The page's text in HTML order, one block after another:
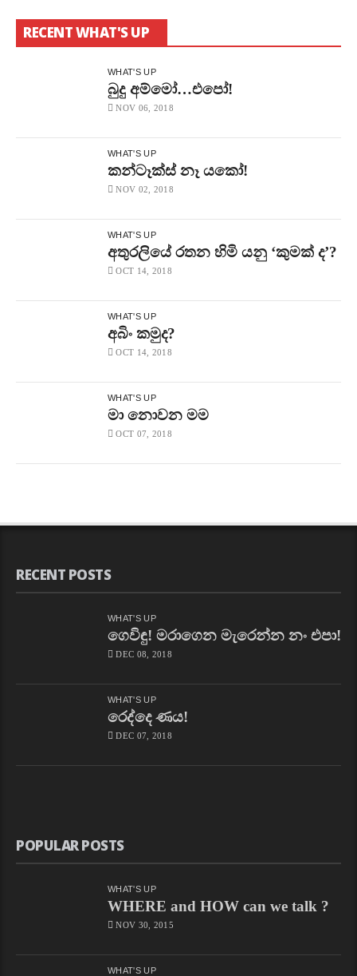
RECENT WHAT'S UP
WHAT'S UP
බුදු අම්මෝ…එපෝ!
NOV 06, 2018
WHAT'S UP
කන්ටෑක්ස් නෑ යකෝ!
NOV 02, 2018
WHAT'S UP
අතුරලියේ රතන හිමි යනු ‘කුමක් ද’?
OCT 14, 2018
WHAT'S UP
අබිං කමුද?
OCT 14, 2018
WHAT'S UP
මා නොවන මම
OCT 07, 2018
RECENT POSTS
WHAT'S UP
ගෙවිඳු! මරාගෙන මැරෙන්න නං එපා!
DEC 08, 2018
WHAT'S UP
රෙද්දෙ ණය!
DEC 07, 2018
POPULAR POSTS
WHAT'S UP
WHERE and HOW can we talk ?
NOV 30, 2015
WHAT'S UP